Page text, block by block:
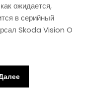
ожидается,
в серийный
Skoda Vision O